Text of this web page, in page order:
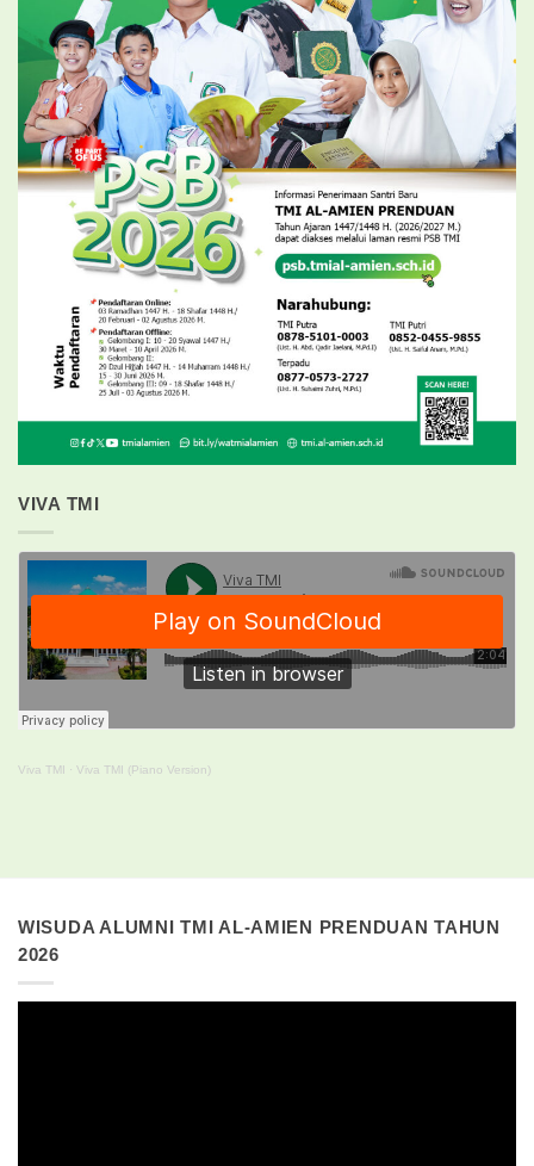
VIVA TMI
Viva TMI · Viva TMI (Piano Version)
WISUDA ALUMNI TMI AL-AMIEN PRENDUAN TAHUN
2026